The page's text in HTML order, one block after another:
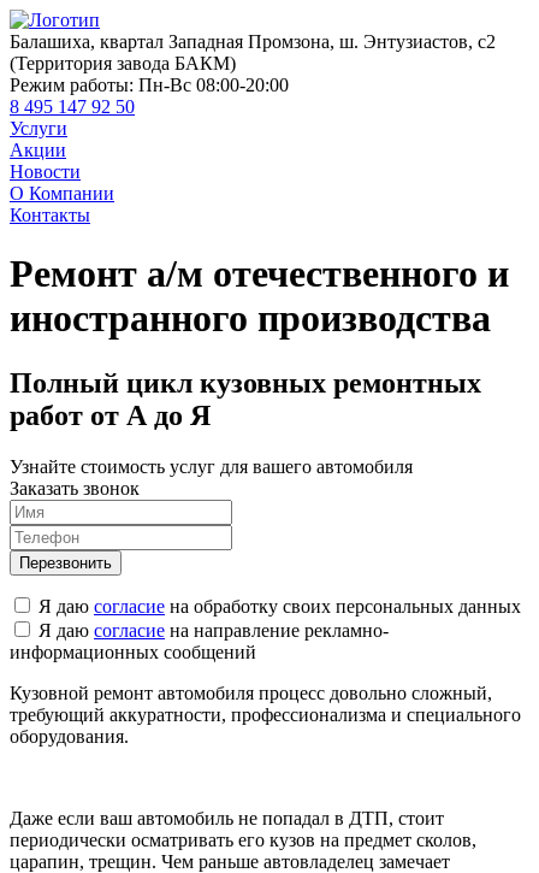
Балашиха, квартал Западная Промзона, ш. Энтузиастов, с2
(Территория завода БАКМ)
Режим работы: Пн-Вс 08:00-20:00
8 495 147 92 50
Услуги
Акции
Новости
О Компании
Контакты
Ремонт а/м отечественного и
иностранного производства
Полный цикл кузовных ремонтных
работ от А до Я
Узнайте стоимость услуг для вашего автомобиля
Заказать звонок
Я даю согласие на обработку своих персональных данных
Я даю согласие на направление рекламно-
информационных сообщений
Кузовной ремонт автомобиля процесс довольно сложный,
требующий аккуратности, профессионализма и специального
оборудования.
Даже если ваш автомобиль не попадал в ДТП, стоит
периодически осматривать его кузов на предмет сколов,
царапин, трещин. Чем раньше автовладелец замечает